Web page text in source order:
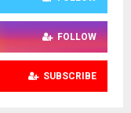
FOLLOW
SUBSCRIBE